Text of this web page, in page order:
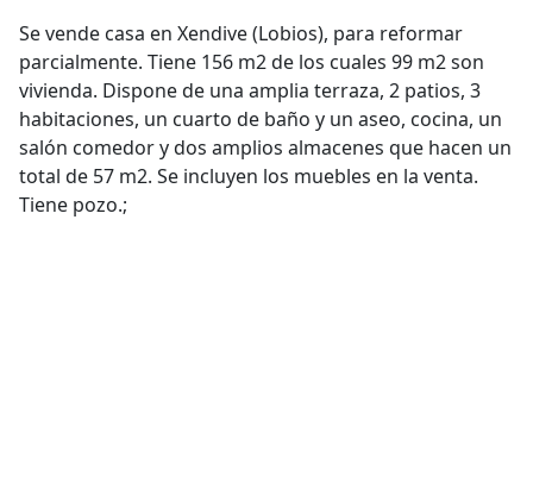
Se vende casa en Xendive (Lobios), para reformar
parcialmente. Tiene 156 m2 de los cuales 99 m2 son
vivienda. Dispone de una amplia terraza, 2 patios, 3
habitaciones, un cuarto de baño y un aseo, cocina, un
salón comedor y dos amplios almacenes que hacen un
total de 57 m2. Se incluyen los muebles en la venta.
Tiene pozo.;